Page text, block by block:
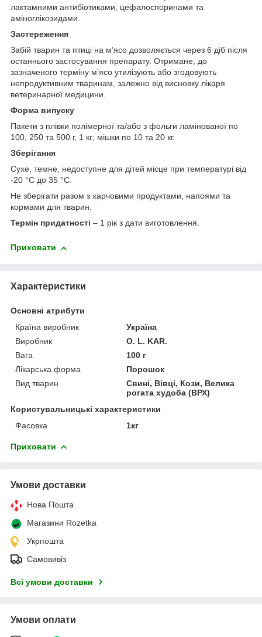
лактамними антибіотиками, цефалоспоринами та
аміноглікозидами.
Застереження
Забій тварин та птиці на м’ясо дозволяється через 6 діб після
останнього застосування препарату. Отримане, до
зазначеного терміну м’ясо утилізують або згодовують
непродуктивним тваринам, залежно від висновку лікаря
ветеринарної медицини.
Форма випуску
Пакети з плівки полімерної та/або з фольги ламінованої по
100, 250 та 500 г, 1 кг; мішки по 10 та 20 кг.
Зберігання
Сухе, темне, недоступне для дітей місце при температурі від
-20 °С до 35 °С.
Не зберігати разом з харчовими продуктами, напоями та
кормами для тварин.
Термін придатності – 1 рік з дати виготовлення.
Приховати
Характеристики
Основні атрибути
Країна виробник
Україна
Виробник
O. L. KAR.
Вага
100 г
Лікарська форма
Порошок
Вид тварин
Свині, Вівці, Кози, Велика
рогата худоба (ВРХ)
Користувальницькі характеристики
Фасовка
1кг
Приховати
Умови доставки
Нова Пошта
Магазини Rozetka
Укрпошта
Самовивіз
Всі умови доставки
Умови оплати